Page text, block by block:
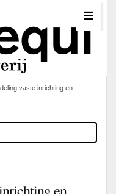
vaste inrichting en